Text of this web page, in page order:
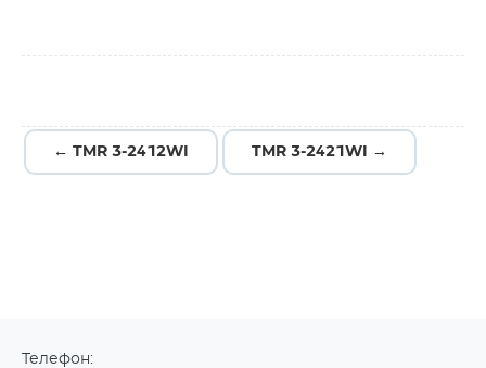
← TMR 3-2412WI TMR 3-2421WI →
Телефон: